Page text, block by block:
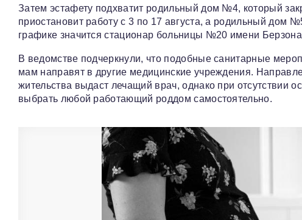
Затем эстафету подхватит родильный дом №4, который
приостановит работу с 3 по 17 августа, а родильный дом
графике значится стационар больницы №20 имени
В ведомстве подчеркнули, что подобные санитарные
мам направят в другие медицинские учреждения.
жительства выдаст лечащий врач, однако при отсутствии
выбрать любой работающий роддом самостоятельно.